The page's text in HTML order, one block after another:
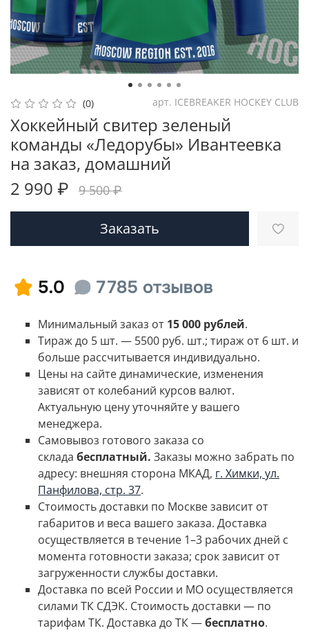
(0) арт. ICEBREAKER HOCKEY CLUB
Хоккейный свитер зеленый
команды «Ледорубы» Ивантеевка
на заказ, домашний
2 990 ₽
9 500 ₽
Заказать
Минимальный заказ от 15 000 рублей.
Тираж до 5 шт. — 5500 руб. шт.; тираж от 6 шт. и
больше рассчитывается индивидуально.
Цены на сайте динамические, изменения
зависят от колебаний курсов валют.
Актуальную цену уточняйте у вашего
менеджера.
Самовывоз готового заказа со
склада бесплатный. Заказы можно забрать по
адресу: внешняя сторона МКАД, г. Химки, ул.
Панфилова, стр. 37.
Стоимость доставки по Москве зависит от
габаритов и веса вашего заказа. Доставка
осуществляется в течение 1–3 рабочих дней с
момента готовности заказа; срок зависит от
загруженности службы доставки.
Доставка по всей России и МО осуществляется
силами ТК СДЭК. Стоимость доставки — по
тарифам ТК. Доставка до ТК —бесплатно.